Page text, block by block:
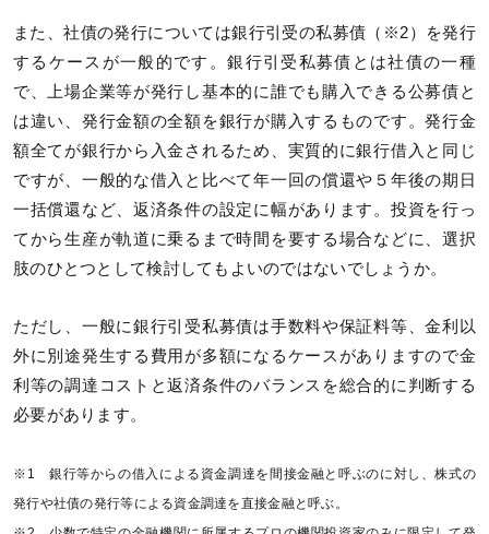
また、社債の発行については銀行引受の私募債（※2）を発行
するケースが一般的です。銀行引受私募債とは社債の一種
で、上場企業等が発行し基本的に誰でも購入できる公募債と
は違い、発行金額の全額を銀行が購入するものです。発行金
額全てが銀行から入金されるため、実質的に銀行借入と同じ
ですが、一般的な借入と比べて年一回の償還や５年後の期日
一括償還など、返済条件の設定に幅があります。投資を行っ
てから生産が軌道に乗るまで時間を要する場合などに、選択
肢のひとつとして検討してもよいのではないでしょうか。
ただし、一般に銀行引受私募債は手数料や保証料等、金利以
外に別途発生する費用が多額になるケースがありますので金
利等の調達コストと返済条件のバランスを総合的に判断する
必要があります。
※1 銀行等からの借入による資金調達を間接金融と呼ぶのに対し、株式の
発行や社債の発行等による資金調達を直接金融と呼ぶ。